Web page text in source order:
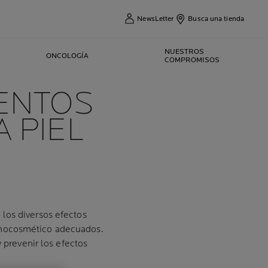
NewsLetter Busca una tienda
ONCOLOGÍA
NUESTROS
COMPROMISOS
PIEL
diversos efectos
adecuados.
prevenir los efectos